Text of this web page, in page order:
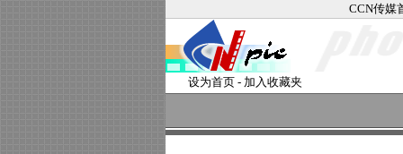
CCN传媒
设为首页 - 加入收藏夹